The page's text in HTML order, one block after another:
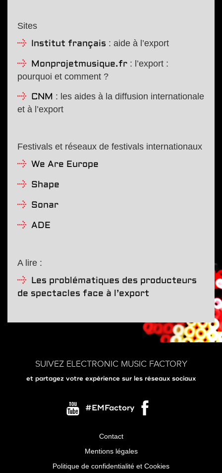
Sites
Institut français : aide à l’export
Monprojetmusique.fr : l’export :
pourquoi et comment ?
CNM : les aides à la diffusion internationale
et à l’export
Festivals et réseaux de festivals internationaux
We Are Europe
Shape
Sonar
ADE
A lire :
Les problématiques des producteurs
de spectacles face à l’export
SUIVEZ ELECTRONIC MUSIC FACTORY
et partagez votre expérience sur les réseaux sociaux
#EMFactory
Contact
Mentions légales
Politique de confidentialité et Cookies